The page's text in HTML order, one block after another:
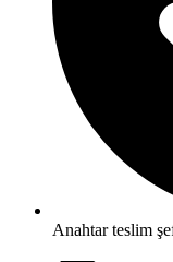
Anahtar teslim